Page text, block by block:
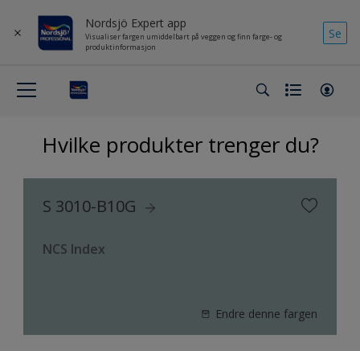
Nordsjö Expert app
Visualiser fargen umiddelbart på veggen og finn farge- og
produktinformasjon
Se
Hvilke produkter trenger du?
S 3010-B10G
NCS Index
Endre denne fargen